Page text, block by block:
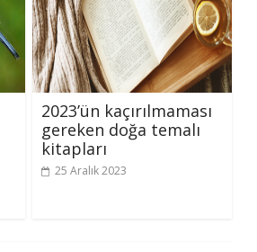
2023’ün kaçırılmaması
gereken doğa temalı
kitapları
25 Aralık 2023